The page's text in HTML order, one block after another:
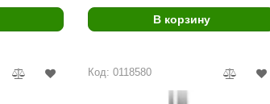
В корзину
Код: 0118580